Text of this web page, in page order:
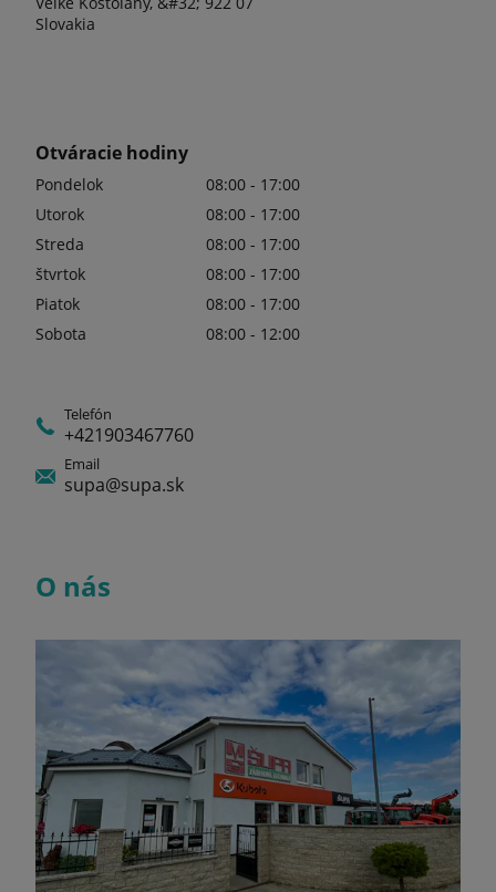
Slovakia
Otváracie hodiny
Pondelok
08:00 - 17:00
Utorok
08:00 - 17:00
Streda
08:00 - 17:00
štvrtok
08:00 - 17:00
Piatok
08:00 - 17:00
Sobota
08:00 - 12:00
Telefón
+421903467760
Email
supa@supa.sk
O nás